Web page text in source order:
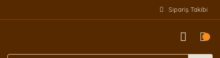
Sipariş Takibi